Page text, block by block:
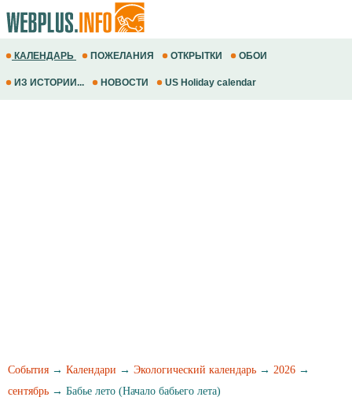
КАЛЕНДАРЬ ПОЖЕЛАНИЯ ОТКРЫТКИ ОБОИ
ИЗ ИСТОРИИ... НОВОСТИ US Holiday calendar
События → Календари → Экологический календарь → 2026 →
сентябрь → Бабье лето (Начало бабьего лета)